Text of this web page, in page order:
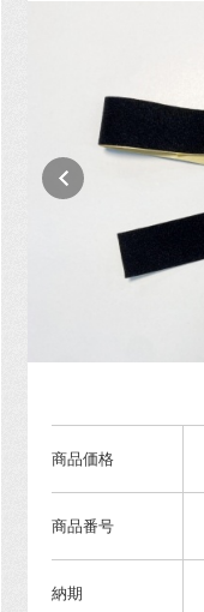
商品価格
商品番号
納期